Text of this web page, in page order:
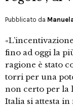
Pubblicato da
fino ad oggi la
ragione è stato
torri per una
non certo per la
Italia si attesta